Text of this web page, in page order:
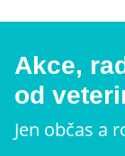
Akce,
od
Jen občas a